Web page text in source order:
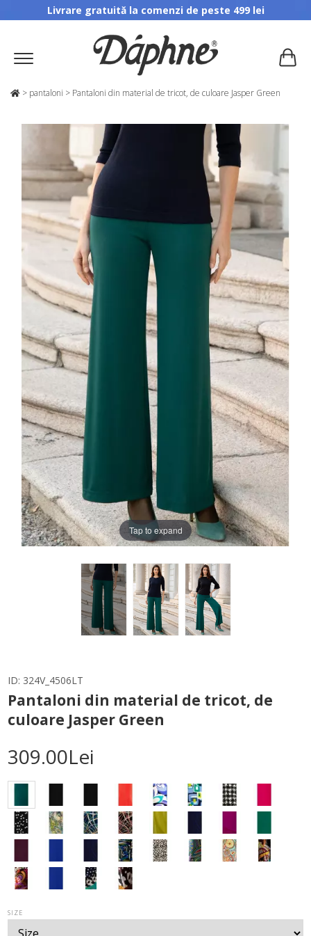
Livrare gratuită la comenzi de peste 499 lei
> pantaloni > Pantaloni din material de tricot, de culoare Jasper Green
Tap to expand
ID: 324V_4506LT
Pantaloni din material de tricot, de
culoare Jasper Green
309.00Lei
SIZE